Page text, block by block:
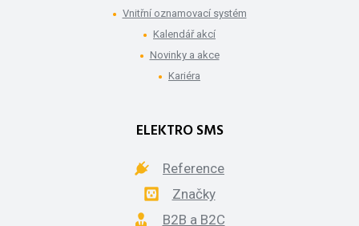
Vnitřní oznamovací systém
Kalendář akcí
Novinky a akce
Kariéra
ELEKTRO SMS
Reference
Značky
B2B a B2C